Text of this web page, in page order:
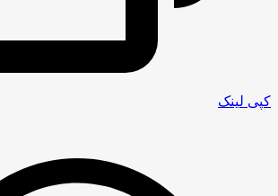
کپی لینک